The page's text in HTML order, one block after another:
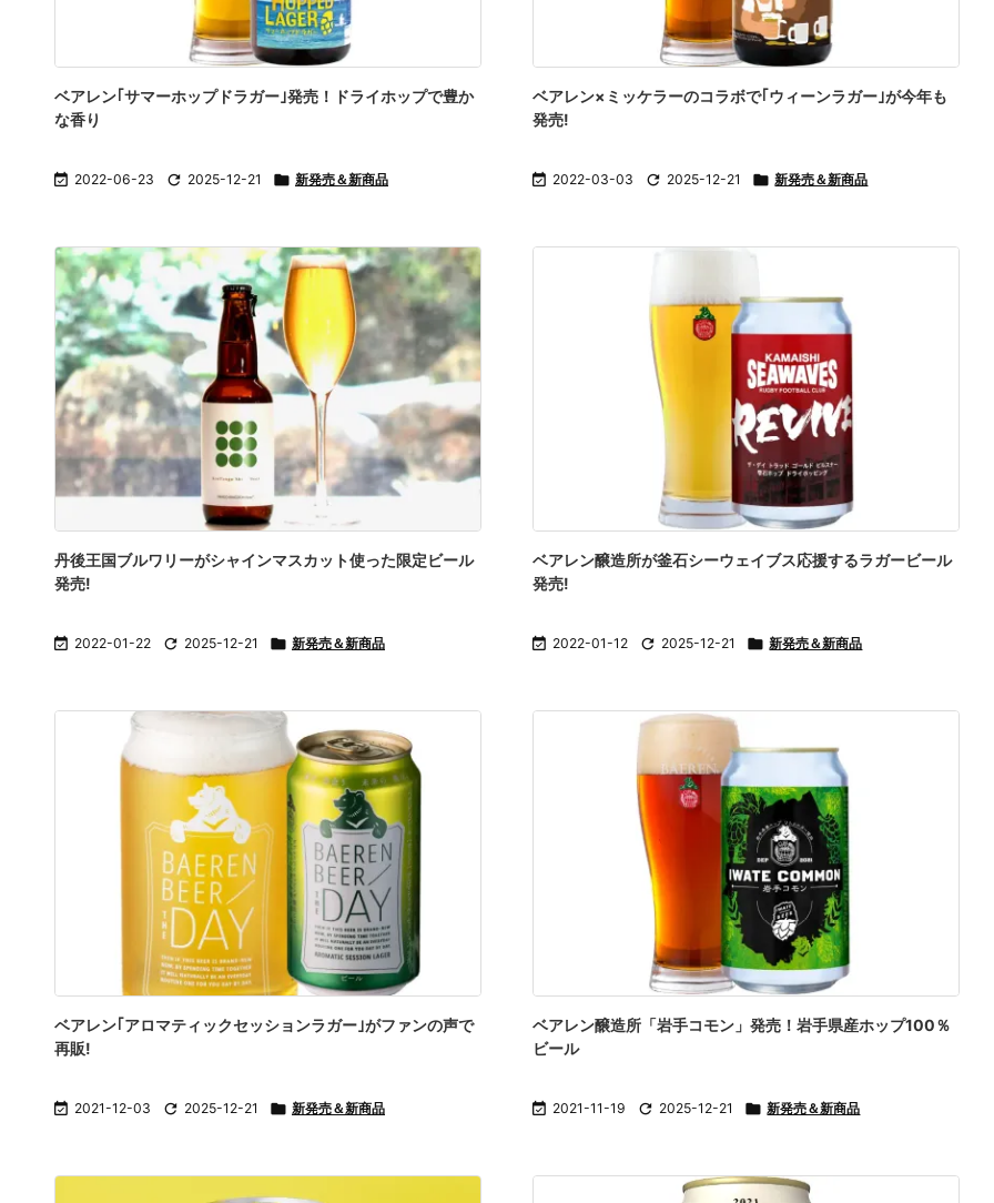
ベアレン｢サマーホップドラガー｣発売！ドライホップで豊か
な香り
 2022-06-23  2025-12-21  新発売＆新商品
ベアレン×ミッケラーのコラボで｢ウィーンラガー｣が今年も
発売!
 2022-03-03  2025-12-21  新発売＆新商品
丹後王国ブルワリーがシャインマスカット使った限定ビール
発売!
 2022-01-22  2025-12-21  新発売＆新商品
ベアレン醸造所が釜石シーウェイブス応援するラガービール
発売!
 2022-01-12  2025-12-21  新発売＆新商品
ベアレン｢アロマティックセッションラガー｣がファンの声で
再販!
 2021-12-03  2025-12-21  新発売＆新商品
ベアレン醸造所「岩手コモン」発売！岩手県産ホップ100％
ビール
 2021-11-19  2025-12-21  新発売＆新商品